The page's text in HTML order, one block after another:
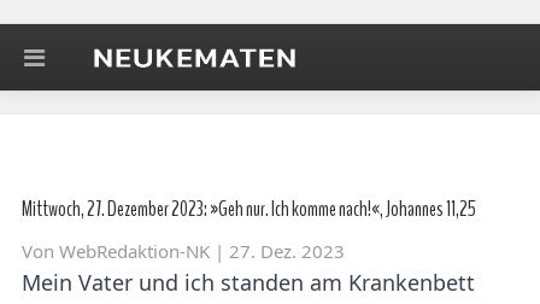
Mittwoch, 27. Dezember 2023: »Geh nur. Ich komme nach!«, Johannes 11,25
Von WebRedaktion-NK | 27. Dez. 2023
Mein Vater und ich standen am Krankenbett